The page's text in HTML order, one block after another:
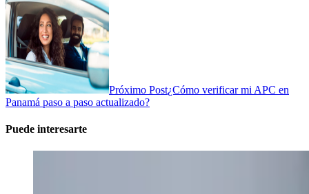
Próximo Post¿Cómo verificar mi APC en
Panamá paso a paso actualizado?
Puede interesarte